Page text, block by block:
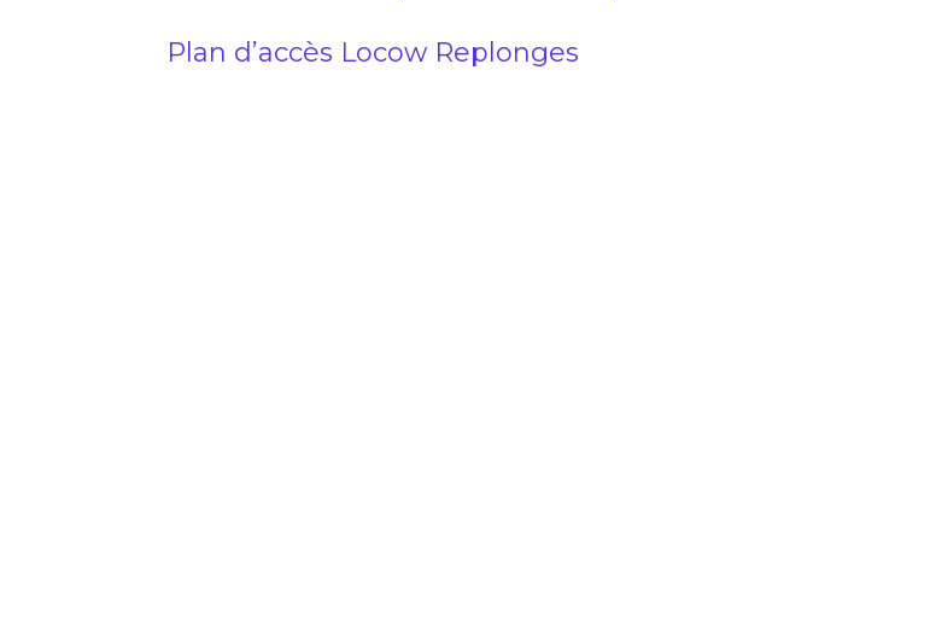
Plan d’accès Locow Replonges